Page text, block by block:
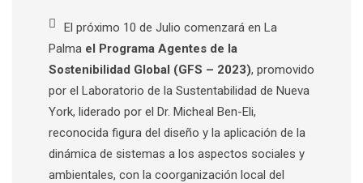
El próximo 10 de Julio comenzará en La
Palma el Programa Agentes de la
Sostenibilidad Global (GFS – 2023), promovido
por el Laboratorio de la Sustentabilidad de Nueva
York, liderado por el Dr. Micheal Ben-Eli,
reconocida figura del diseño y la aplicación de la
dinámica de sistemas a los aspectos sociales y
ambientales, con la coorganización local del